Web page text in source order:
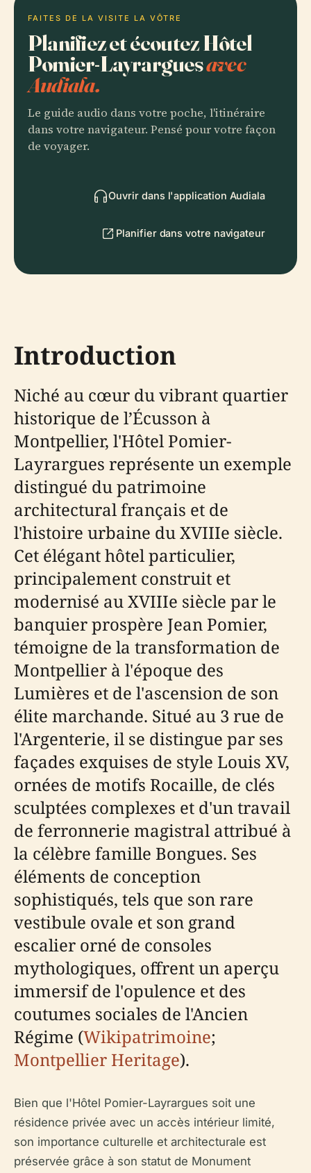
FAITES DE LA VISITE LA VÔTRE
Planifiez et écoutez Hôtel
Pomier-Layrarguesavec
Audiala.
Le guide audio dans votre poche, l'itinéraire
dans votre navigateur. Pensé pour votre façon
de voyager.
Ouvrir dans l'application Audiala
Planifier dans votre navigateur
Introduction
Niché au cœur du vibrant quartier
historique de l’Écusson à
Montpellier, l'Hôtel Pomier-
Layrargues représente un exemple
distingué du patrimoine
architectural français et de
l'histoire urbaine du XVIIIe siècle.
Cet élégant hôtel particulier,
principalement construit et
modernisé au XVIIIe siècle par le
banquier prospère Jean Pomier,
témoigne de la transformation de
Montpellier à l'époque des
Lumières et de l'ascension de son
élite marchande. Situé au 3 rue de
l'Argenterie, il se distingue par ses
façades exquises de style Louis XV,
ornées de motifs Rocaille, de clés
sculptées complexes et d'un travail
de ferronnerie magistral attribué à
la célèbre famille Bongues. Ses
éléments de conception
sophistiqués, tels que son rare
vestibule ovale et son grand
escalier orné de consoles
mythologiques, offrent un aperçu
immersif de l'opulence et des
coutumes sociales de l'Ancien
Régime (Wikipatrimoine;
Montpellier Heritage).
Bien que l'Hôtel Pomier-Layrargues soit une
résidence privée avec un accès intérieur limité,
son importance culturelle et architecturale est
préservée grâce à son statut de Monument